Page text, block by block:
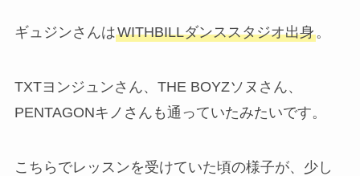
ギュジンさんはWITHBILLダンススタジオ出身。
TXTヨンジュンさん、THE BOYZソヌさん、
PENTAGONキノさんも通っていたみたいです。
こちらでレッスンを受けていた頃の様子が、少し